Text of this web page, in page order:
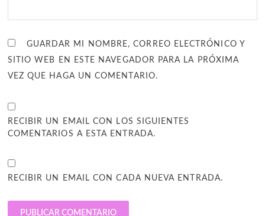
GUARDAR MI NOMBRE, CORREO ELECTRÓNICO Y
SITIO WEB EN ESTE NAVEGADOR PARA LA PRÓXIMA
VEZ QUE HAGA UN COMENTARIO.
RECIBIR UN EMAIL CON LOS SIGUIENTES
COMENTARIOS A ESTA ENTRADA.
RECIBIR UN EMAIL CON CADA NUEVA ENTRADA.